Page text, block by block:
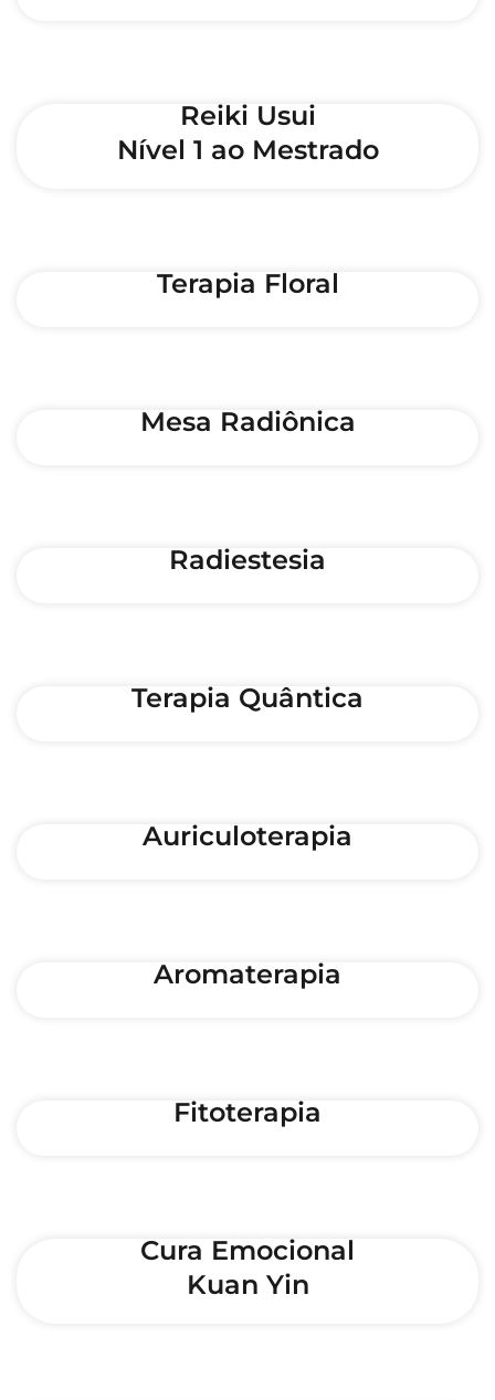
Reiki Usui
Nível 1 ao Mestrado
Terapia Floral
Mesa Radiônica
Radiestesia
Terapia Quântica
Auriculoterapia
Aromaterapia
Fitoterapia
Cura Emocional
Kuan Yin